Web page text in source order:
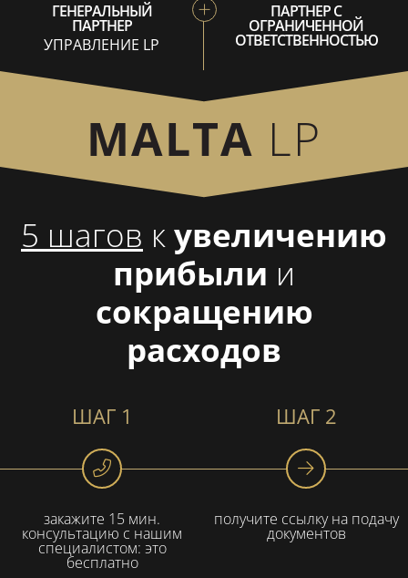
ГЕНЕРАЛЬНЫЙ
ПАРТНЕР
УПРАВЛЕНИЕ LP
ПАРТНЕР С
ОГРАНИЧЕННОЙ
ОТВЕТСТВЕННОСТЬЮ
MALTA LP
5 шагов кувеличению
прибыли и
сокращению
расходов
ШАГ 1
закажите 15 мин.
консультацию с нашим
специалистом: это
бесплатно
ШАГ 2
получите ссылку на подачу
документов